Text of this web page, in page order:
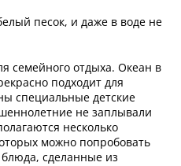
песок, и даже в воде не
семейного отдыха. Океан в
подходит для
специальные детские
не заплывали
несколько
можно попробовать
сделанные из